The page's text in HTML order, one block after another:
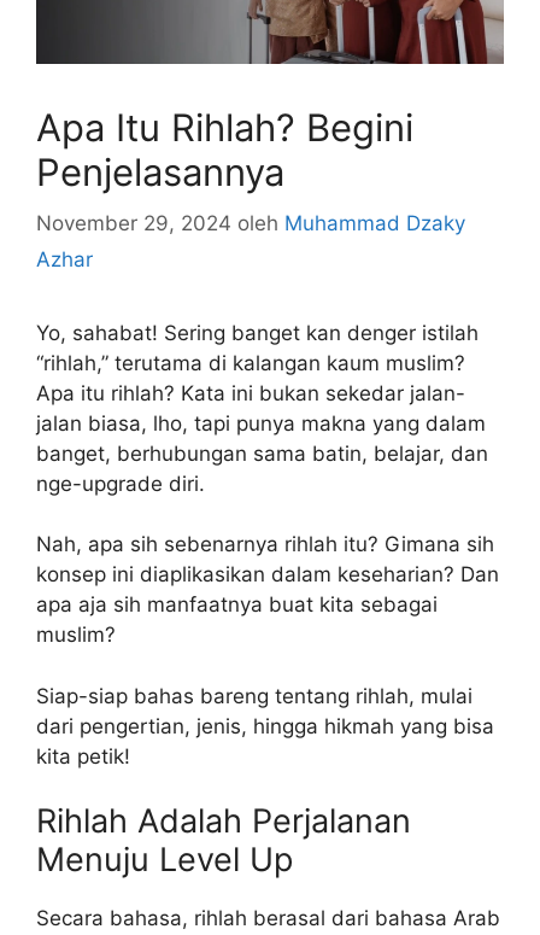
Apa Itu Rihlah? Begini
Penjelasannya
November 29, 2024 oleh Muhammad Dzaky
Azhar
Yo, sahabat! Sering banget kan denger istilah
“rihlah,” terutama di kalangan kaum muslim?
Apa itu rihlah? Kata ini bukan sekedar jalan-
jalan biasa, lho, tapi punya makna yang dalam
banget, berhubungan sama batin, belajar, dan
nge-upgrade diri.
Nah, apa sih sebenarnya rihlah itu? Gimana sih
konsep ini diaplikasikan dalam keseharian? Dan
apa aja sih manfaatnya buat kita sebagai
muslim?
Siap-siap bahas bareng tentang rihlah, mulai
dari pengertian, jenis, hingga hikmah yang bisa
kita petik!
Rihlah Adalah Perjalanan
Menuju Level Up
Secara bahasa, rihlah berasal dari bahasa Arab